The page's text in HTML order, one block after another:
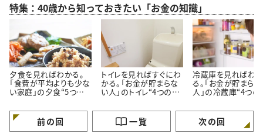
特集：40歳から知っておきたい「お金の知識」
夕食を見ればわかる。
「食費が平均よりも少な
い家庭」の夕食“5つの
トイレを見ればすぐにわ
かる。「お金が貯まらな
い人」のトイレ“4つの特
冷蔵庫を見ればわか
る。「お金が貯まら
人」の冷蔵庫“4つの
前の回 一覧 次の回